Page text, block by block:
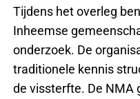
Tijdens het overleg
Inheemse
onderzoek. De
traditionele kennis
de vissterfte. De NMA